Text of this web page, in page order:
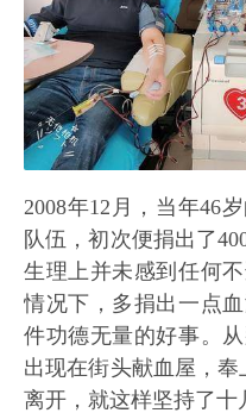
2008年12月，当年46
队伍，初次便捐出了
生理上并未感到任何
情况下，多捐出一点
件功德无量的好事。
出现在街头献血屋，
离开，就这样坚持了十